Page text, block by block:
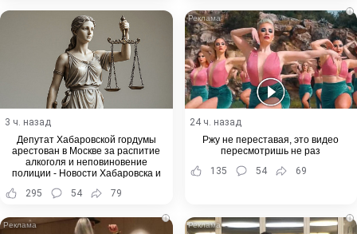
3 ч. назад
Депутат Хабаровской гордумы
арестован в Москве за распитие
алкоголя и неповиновение
полиции - Новости Хабаровска и
295 54 79
i
24 ч. назад
Ржу не переставая, это видео
пересмотришь не раз
135
54 69
i i